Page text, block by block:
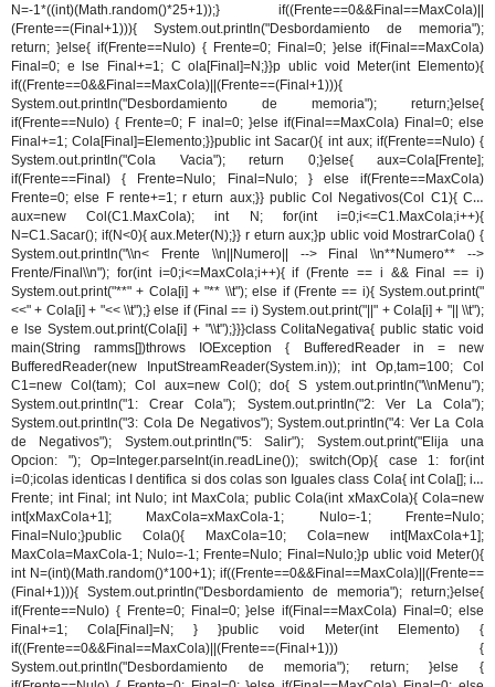
N=-1*((int)(Math.random()*25+1));} if((Frente==0&&Final==MaxCola)||
(Frente==(Final+1))){ System.out.println("Desbordamiento de memoria");
return; }else{ if(Frente==Nulo) { Frente=0; Final=0; }else if(Final==MaxCola)
Final=0; e lse Final+=1; C ola[Final]=N;}}p ublic void Meter(int Elemento){
if((Frente==0&&Final==MaxCola)||(Frente==(Final+1))){
System.out.println("Desbordamiento de memoria"); return;}else{
if(Frente==Nulo) { Frente=0; F inal=0; }else if(Final==MaxCola) Final=0; else
Final+=1; Cola[Final]=Elemento;}}public int Sacar(){ int aux; if(Frente==Nulo) {
System.out.println("Cola Vacia"); return 0;}else{ aux=Cola[Frente];
if(Frente==Final) { Frente=Nulo; Final=Nulo; } else if(Frente==MaxCola)
Frente=0; else F rente+=1; r eturn aux;}} public Col Negativos(Col C1){ Col
aux=new Col(C1.MaxCola); int N; for(int i=0;i<=C1.MaxCola;i++){
N=C1.Sacar(); if(N<0){ aux.Meter(N);}} r eturn aux;}p ublic void MostrarCola() {
System.out.println("\\n< Frente \\n||Numero|| --> Final \\n**Numero** -->
Frente/Final\\n"); for(int i=0;i<=MaxCola;i++){ if (Frente == i && Final == i)
System.out.print("**" + Cola[i] + "** \\t"); else if (Frente == i){ System.out.print("
<<" + Cola[i] + "<< \\t");} else if (Final == i) System.out.print("||" + Cola[i] + "|| \\t");
e lse System.out.print(Cola[i] + "\\t");}}}class ColitaNegativa{ public static void
main(String ramms[])throws IOException { BufferedReader in = new
BufferedReader(new InputStreamReader(System.in)); int Op,tam=100; Col
C1=new Col(tam); Col aux=new Col(); do{ S ystem.out.println("\\nMenu");
System.out.println("1: Crear Cola"); System.out.println("2: Ver La Cola");
System.out.println("3: Cola De Negativos"); System.out.println("4: Ver La Cola
de Negativos"); System.out.println("5: Salir"); System.out.print("Elija una
Opcion: "); Op=Integer.parseInt(in.readLine()); switch(Op){ case 1: for(int
i=0;icolas identicas I dentifica si dos colas son Iguales class Cola{ int Cola[]; int
Frente; int Final; int Nulo; int MaxCola; public Cola(int xMaxCola){ Cola=new
int[xMaxCola+1]; MaxCola=xMaxCola-1; Nulo=-1; Frente=Nulo;
Final=Nulo;}public Cola(){ MaxCola=10; Cola=new int[MaxCola+1];
MaxCola=MaxCola-1; Nulo=-1; Frente=Nulo; Final=Nulo;}p ublic void Meter(){
int N=(int)(Math.random()*100+1); if((Frente==0&&Final==MaxCola)||(Frente==
(Final+1))){ System.out.println("Desbordamiento de memoria"); return;}else{
if(Frente==Nulo) { Frente=0; Final=0; }else if(Final==MaxCola) Final=0; else
Final+=1; Cola[Final]=N; } }public void Meter(int Elemento) {
if((Frente==0&&Final==MaxCola)||(Frente==(Final+1))) {
System.out.println("Desbordamiento de memoria"); return; }else {